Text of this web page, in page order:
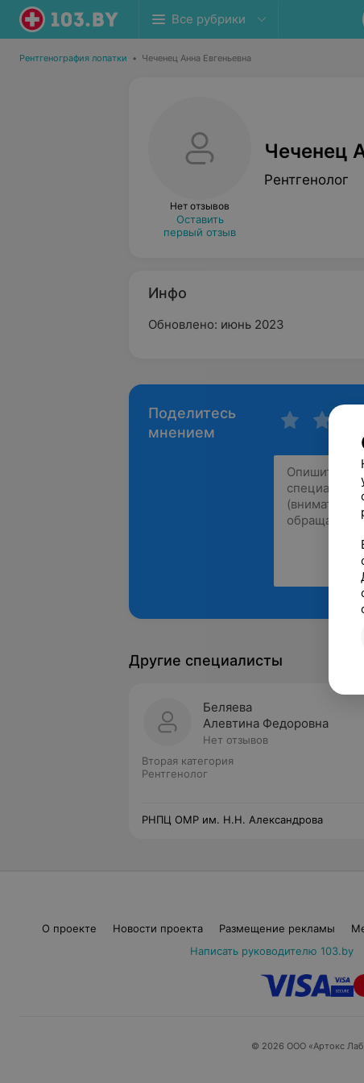
Все рубрики
Рентгенография лопатки • Чеченец Анна Евгеньевна
Нет отзывов
Оставить
первый отзыв
Чеченец
Рентгенолог
Инфо
Обновлено: июнь 2023
Поделитесь
мнением
Другие специалисты
Беляева
Алевтина Федоровна
Нет отзывов
Вторая категория
Рентгенолог
РНПЦ ОМР им. Н.Н. Александрова
О проекте Новости проекта Размещение рекламы
Написать руководителю 103.by
© 2026 ООО «Артокс